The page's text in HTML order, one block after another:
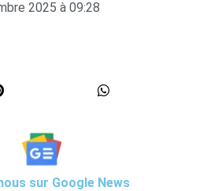
2025 à 09:28
sur Google News